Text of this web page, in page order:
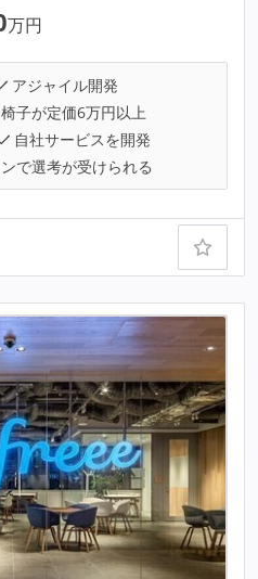
万円
アジャイル開発
椅子が定価6万円以上
自社サービスを開発
で選考が受けられる